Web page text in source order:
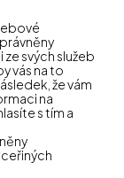
svých služeb
vás na to
že vám
na
s tím a